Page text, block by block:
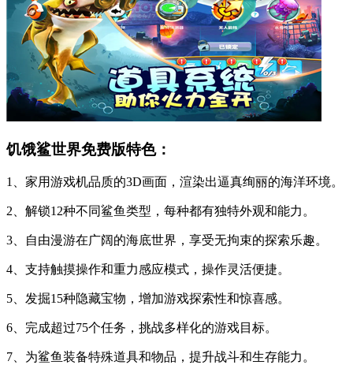
饥饿鲨世界免费版特色：
1、家用游戏机品质的3D画面，渲染出逼真绚丽的海洋环境。
2、解锁12种不同鲨鱼类型，每种都有独特外观和能力。
3、自由漫游在广阔的海底世界，享受无拘束的探索乐趣。
4、支持触摸操作和重力感应模式，操作灵活便捷。
5、发掘15种隐藏宝物，增加游戏探索性和惊喜感。
6、完成超过75个任务，挑战多样化的游戏目标。
7、为鲨鱼装备特殊道具和物品，提升战斗和生存能力。